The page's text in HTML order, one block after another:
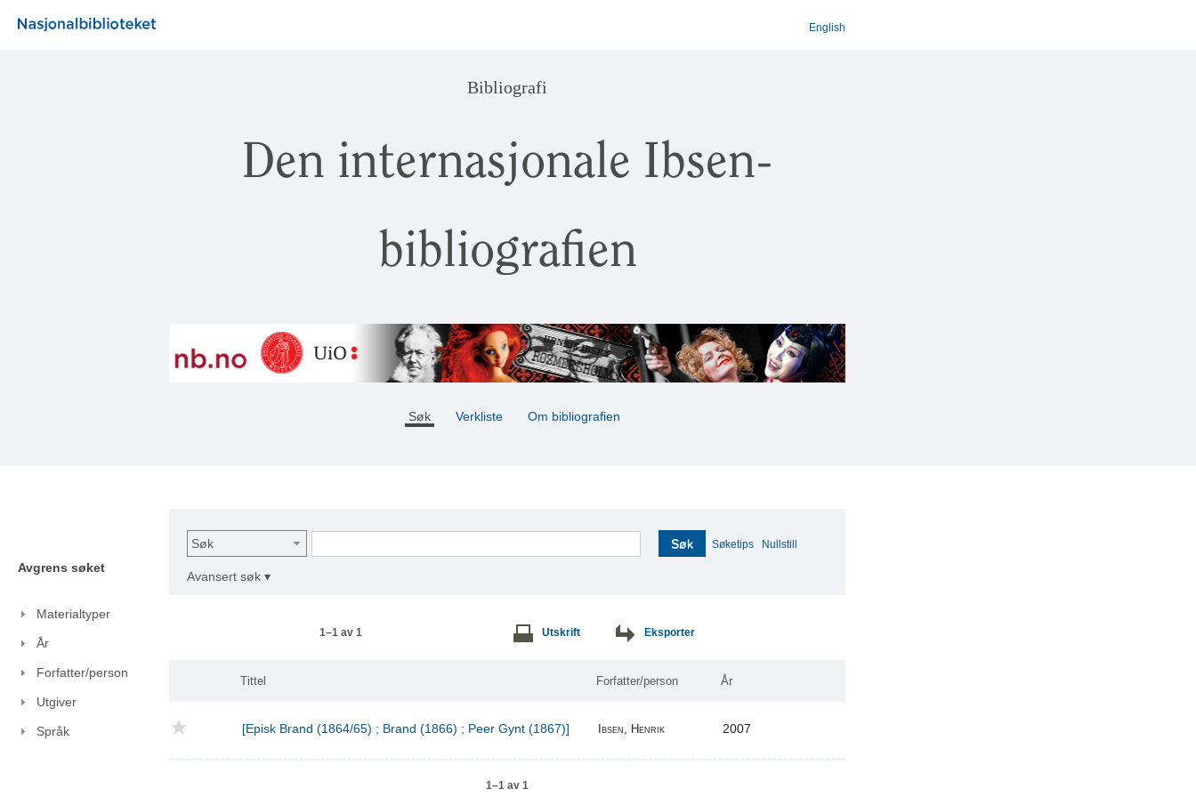
English
Bibliografi
Den internasjonale Ibsen-
bibliografien
Søk Verkliste Om bibliografien
Avgrens søket
Materialtyper
År
Forfatter/person
Utgiver
Språk
Søk Søk Søketips Nullstill
Avansert søk ▾
1–1 av 1 Utskrift Eksporter
Tittel Forfatter/person År
[Episk Brand (1864/65) ; Brand (1866) ; Peer Gynt (1867)] Ibsen, Henrik 2007
1–1 av 1